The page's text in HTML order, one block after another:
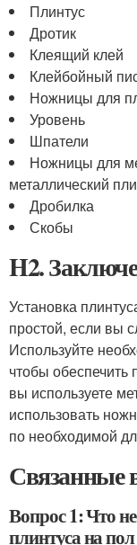
Плинтус
Дротик
Клеящий клей
Клейбойный
Ножницы для
Уровень
Шпатели
Ножницы для
металлический
Дробилка
Скобы
H2.
Установка
простой, если вы
Используйте
чтобы обеспечить
вы используете
использовать
по необходимой
Связанные
Вопрос 1: Что
плинтуса на